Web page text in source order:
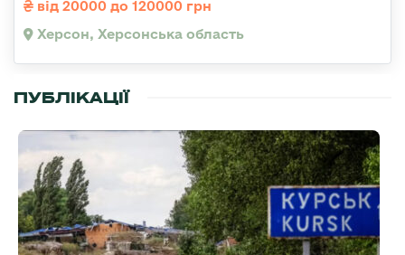
від 20000 до 120000 грн
Херсон, Херсонська область
ПУБЛІКАЦІЇ